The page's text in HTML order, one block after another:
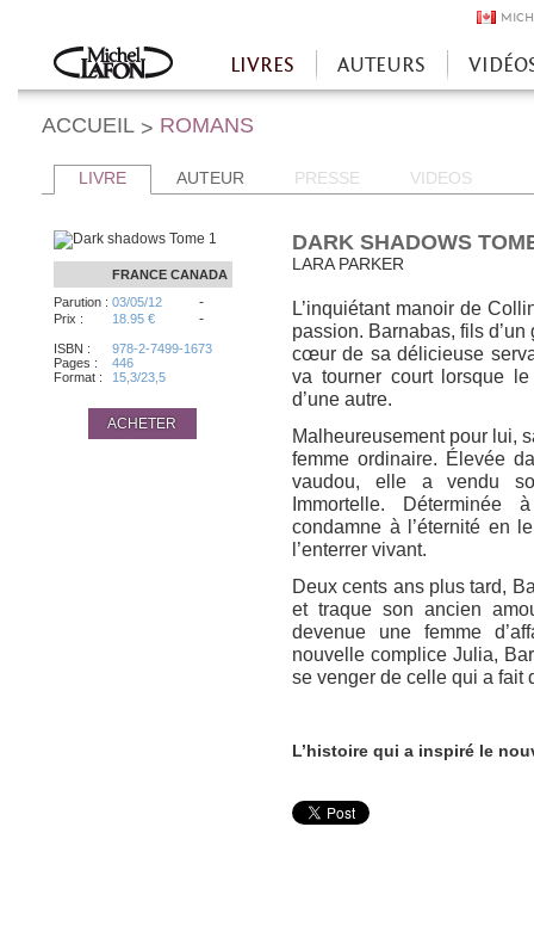
Accueil
LIVRES AUTEURS
ACCUEIL > ROMANS
LIVRE AUTEUR PRESSE VIDEOS
FRANCE CANADA
Parution : 03/05/12 -
Prix : 18.95 € -
ISBN :
978-2-7499-1673
Pages :
446
Format :
15,3/23,5
ACHETER
DARK SHADOWS
LARA PARKER
L’inquiétant manoir de
passion. Barnabas, fils
cœur de sa délicieuse
va tourner court lorsque
d’une autre.
Malheureusement pour lui,
femme ordinaire. Élevée
vaudou, elle a vendu
Immortelle.
condamne à l’éternité en
l’enterrer vivant.
Deux cents ans plus tard,
et traque son ancien
devenue une femme
nouvelle complice Julia,
se venger de celle qui a fait
L’histoire qui a inspiré le